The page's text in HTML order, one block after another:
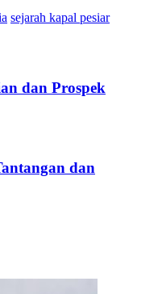
sejarah kapal pesiar
dan Prospek
dan